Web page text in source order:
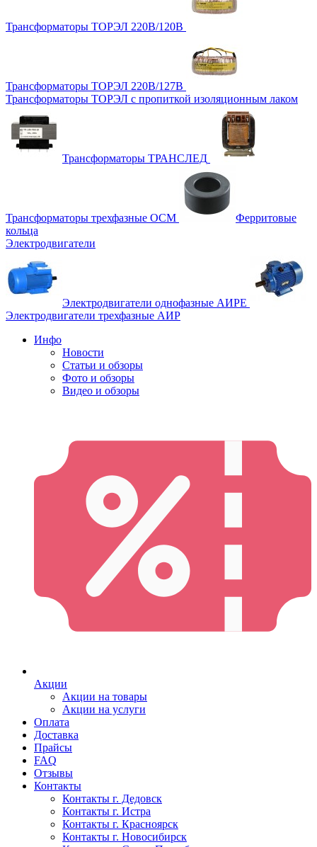
Трансформаторы ТОРЭЛ 220В/120В
Трансформаторы ТОРЭЛ 220В/127В
Трансформаторы ТОРЭЛ с пропиткой изоляционным лаком
Трансформаторы ТРАНСЛЕД
Трансформаторы трехфазные ОСМ
Ферритовые
кольца
Электродвигатели
Электродвигатели однофазные АИРЕ
Электродвигатели трехфазные АИР
Инфо
Новости
Статьи и обзоры
Фото и обзоры
Видео и обзоры
Акции
Акции на товары
Акции на услуги
Оплата
Доставка
Прайсы
FAQ
Отзывы
Контакты
Контакты г. Дедовск
Контакты г. Истра
Контакты г. Красноярск
Контакты г. Новосибирск